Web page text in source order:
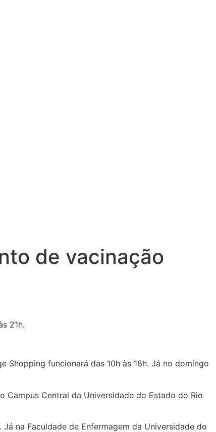
de vacinação
21h.
funcionará das 10h às 18h. Já no domingo
Campus Central da Universidade do Estado do Rio
na Faculdade de Enfermagem da Universidade do